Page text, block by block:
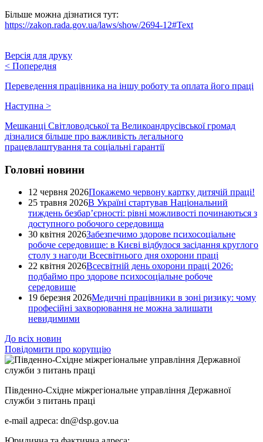
Більше можна дізнатися тут:
https://zakon.rada.gov.ua/laws/show/2694-12#Text
Версія для друку
< Попередня
Переведення працівника на іншу роботу та оплата його праці
Наступна >
Мешканці Світловодської та Великоандрусівської громад
дізналися більше про важливість легального
працевлаштування та соціальні гарантії
Головні новини
12 червня 2026Покажемо червону картку дитячій праці!
25 травня 2026В Україні стартував Національний
тиждень безбар’єрності: рівні можливості починаються з
доступного робочого середовища
30 квітня 2026Забезпечимо здорове психосоціальне
робоче середовище: в Києві відбулося засідання круглого
столу з нагоди Всесвітнього дня охорони праці
22 квітня 2026Всесвітній день охорони праці 2026:
подбаймо про здорове психосоціальне робоче
середовище
19 березня 2026Медичні працівники в зоні ризику: чому
професійні захворювання не можна залишати
невидимими
До всіх новин
Повідомити про корупцію
Південно-Східне міжрегіональне управління Державної
служби з питань праці
e-mail адреса: dn@dsp.gov.ua